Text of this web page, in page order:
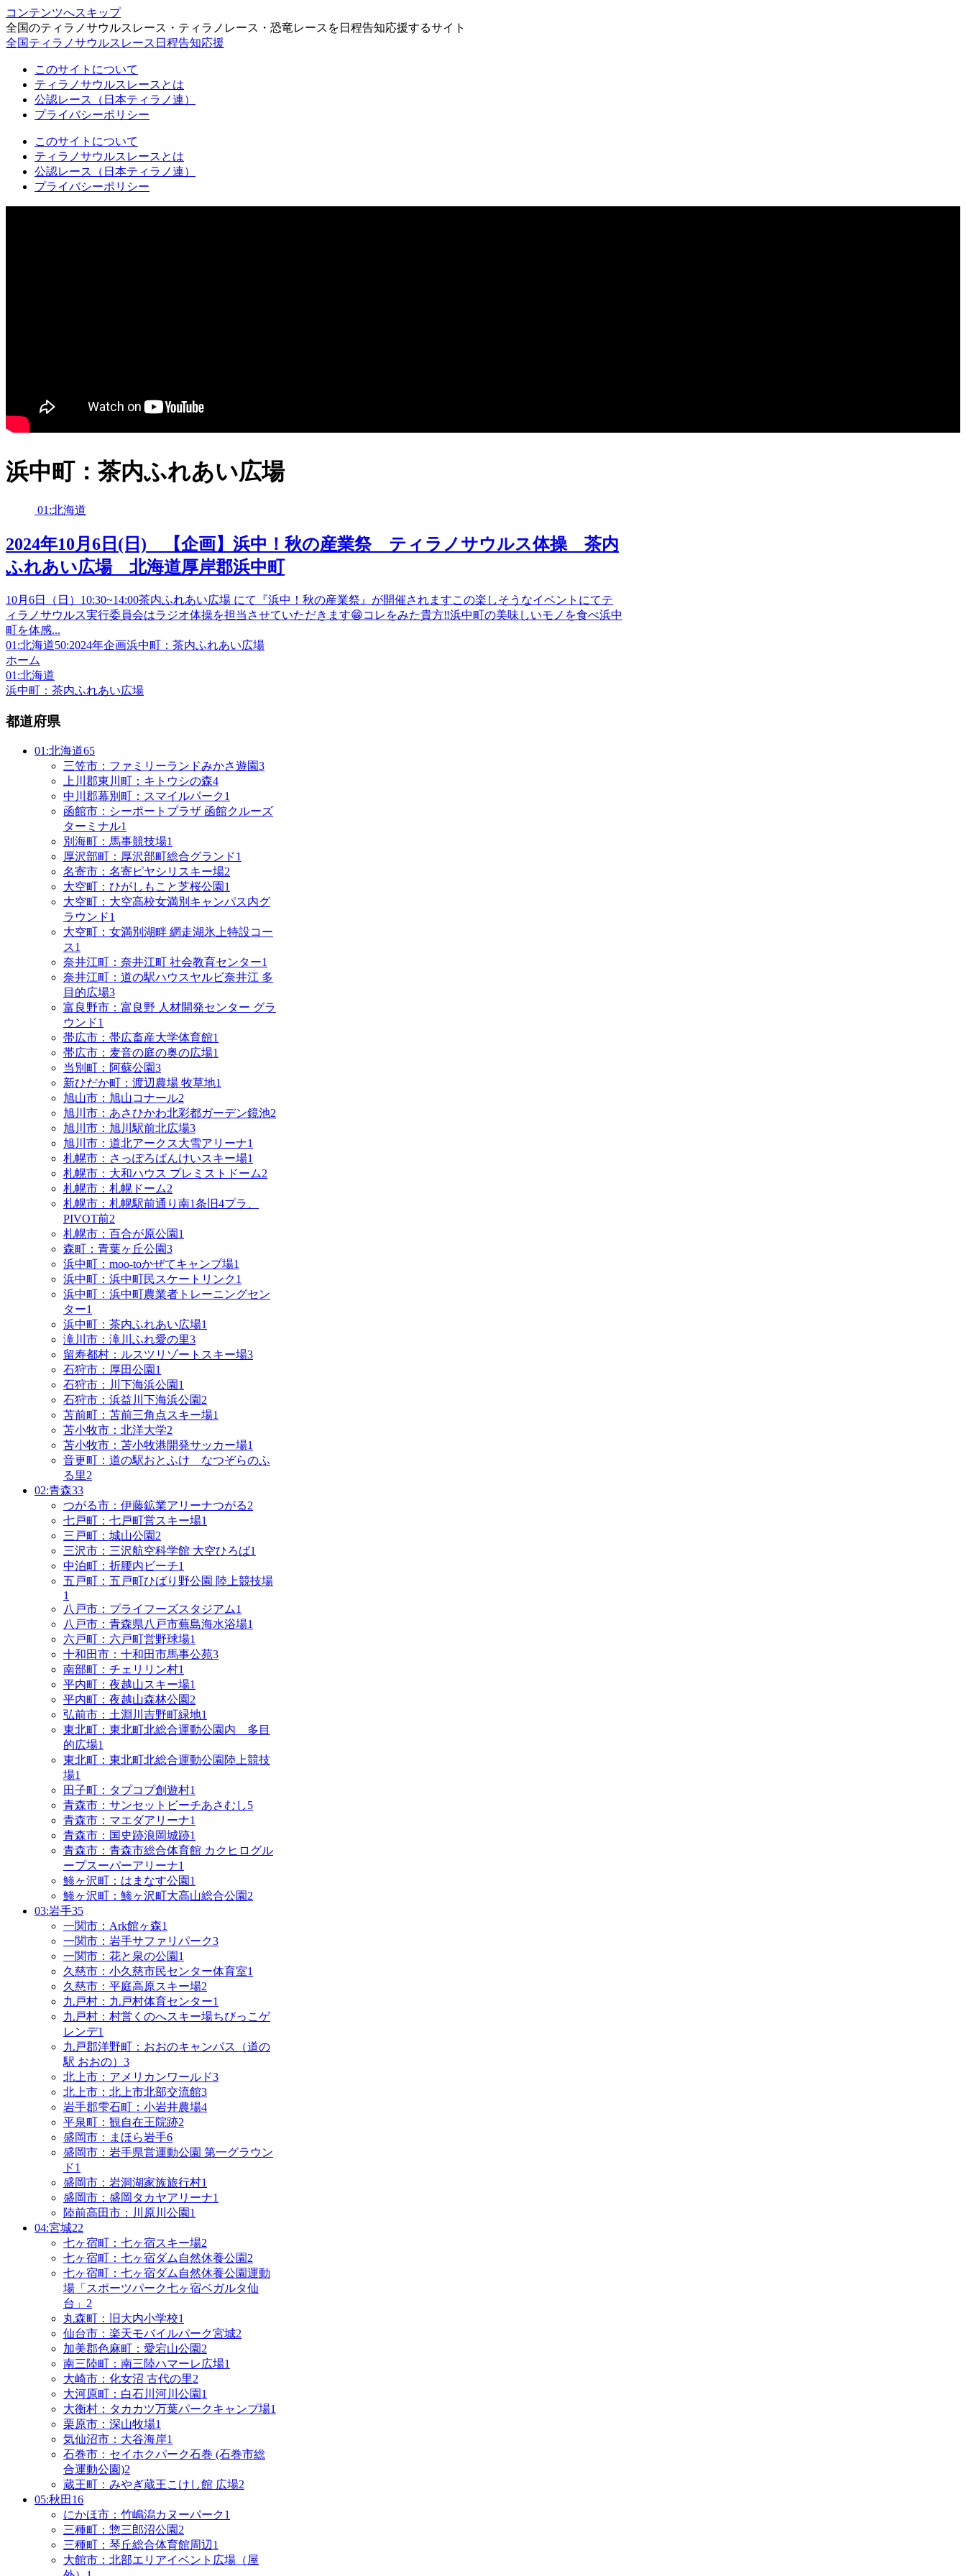
コンテンツへスキップ
全国のティラノサウルスレース・ティラノレース・恐竜レースを日程告知応援するサイト
全国ティラノサウルスレース日程告知応援
このサイトについて
ティラノサウルスレースとは
公認レース（日本ティラノ連）
プライバシーポリシー
このサイトについて
ティラノサウルスレースとは
公認レース（日本ティラノ連）
プライバシーポリシー
浜中町：茶内ふれあい広場
01:北海道
2024年10月6日(日) 【企画】浜中！秋の産業祭 ティラノサウルス体操 茶内
ふれあい広場 北海道厚岸郡浜中町
10月6日（日）10:30~14:00茶内ふれあい広場 にて『浜中！秋の産業祭』が開催されますこの楽しそうなイベントにてテ
ィラノサウルス実行委員会はラジオ体操を担当させていただきます😁コレをみた貴方‼️浜中町の美味しいモノを食べ浜中
町を体感...
01:北海道50:2024年企画浜中町：茶内ふれあい広場
ホーム
01:北海道
浜中町：茶内ふれあい広場
都道府県
01:北海道65
三笠市：ファミリーランドみかさ遊園3
上川郡東川町：キトウシの森4
中川郡幕別町：スマイルパーク1
函館市：シーポートプラザ 函館クルーズ
ターミナル1
別海町：馬事競技場1
厚沢部町：厚沢部町総合グランド1
名寄市：名寄ピヤシリスキー場2
大空町：ひがしもこと芝桜公園 1
大空町：大空高校女満別キャンパス内グ
ラウンド1
大空町：女満別湖畔 網走湖氷上特設コー
ス1
奈井江町：奈井江町 社会教育センター1
奈井江町：道の駅ハウスヤルビ奈井江 多
目的広場3
富良野市：富良野 人材開発センター グラ
ウンド1
帯広市：帯広畜産大学体育館1
帯広市：麦音の庭の奥の広場1
当別町：阿蘇公園3
新ひだか町：渡辺農場 牧草地1
旭山市：旭山コナール2
旭川市：あさひかわ北彩都ガーデン鏡池2
旭川市：旭川駅前北広場3
旭川市：道北アークス大雪アリーナ1
札幌市：さっぽろばんけいスキー場1
札幌市：大和ハウス プレミストドーム2
札幌市：札幌ドーム2
札幌市：札幌駅前通り南1条旧4プラ、
PIVOT前2
札幌市：百合が原公園 1
森町：青葉ヶ丘公園3
浜中町：moo-toかぜてキャンプ場1
浜中町：浜中町民スケートリンク1
浜中町：浜中町農業者トレーニングセン
ター1
浜中町：茶内ふれあい広場1
滝川市：滝川ふれ愛の里3
留寿都村：ルスツリゾートスキー場3
石狩市：厚田公園 1
石狩市：川下海浜公園 1
石狩市：浜益川下海浜公園2
苫前町：苫前三角点スキー場1
苫小牧市：北洋大学2
苫小牧市：苫小牧港開発サッカー場1
音更町：道の駅おとふけ なつぞらのふ
る里2
02:青森33
つがる市：伊藤鉱業アリーナつがる2
七戸町：七戸町営スキー場1
三戸町：城山公園2
三沢市：三沢航空科学館 大空ひろば1
中泊町：折腰内ビーチ1
五戸町：五戸町ひばり野公園 陸上競技場
1
八戸市：プライフーズスタジアム1
八戸市：青森県八戸市蕪島海水浴場1
六戸町：六戸町営野球場1
十和田市：十和田市馬事公苑3
南部町：チェリリン村1
平内町：夜越山スキー場1
平内町：夜越山森林公園2
弘前市：土淵川吉野町緑地1
東北町：東北町北総合運動公園内 多目
的広場1
東北町：東北町北総合運動公園陸上競技
場1
田子町：タプコプ創遊村1
青森市：サンセットビーチあさむし5
青森市：マエダアリーナ1
青森市：国史跡浪岡城跡1
青森市：青森市総合体育館 カクヒログル
ープスーパーアリーナ1
鯵ヶ沢町：はまなす公園 1
鯵ヶ沢町：鯵ヶ沢町大高山総合公園2
03:岩手35
一関市：Ark館ヶ森1
一関市：岩手サファリパーク3
一関市：花と泉の公園 1
久慈市：小久慈市民センター体育室1
久慈市：平庭高原スキー場2
九戸村：九戸村体育センター1
九戸村：村営くのへスキー場ちびっこゲ
レンデ1
九戸郡洋野町：おおのキャンパス（道の
駅 おおの） 3
北上市：アメリカンワールド3
北上市：北上市北部交流館3
岩手郡雫石町：小岩井農場4
平泉町：観自在王院跡2
盛岡市：まほら岩手6
盛岡市：岩手県営運動公園 第一グラウン
ド1
盛岡市：岩洞湖家族旅行村1
盛岡市：盛岡タカヤアリーナ1
陸前高田市：川原川公園 1
04:宮城22
七ヶ宿町：七ヶ宿スキー場2
七ヶ宿町：七ヶ宿ダム自然休養公園2
七ヶ宿町：七ヶ宿ダム自然休養公園運動
場「スポーツパーク七ヶ宿ベガルタ仙
台」 2
丸森町：旧大内小学校1
仙台市：楽天モバイルパーク宮城2
加美郡色麻町：愛宕山公園2
南三陸町：南三陸ハマーレ広場1
大崎市：化女沼 古代の里2
大河原町：白石川河川公園 1
大衡村：タカカツ万葉パークキャンプ場1
栗原市：深山牧場1
気仙沼市：大谷海岸1
石巻市：セイホクパーク石巻 (石巻市総
合運動公園)2
蔵王町：みやぎ蔵王こけし館 広場2
05:秋田 16
にかほ市：竹嶋潟カヌーパーク1
三種町：惣三郎沼公園2
三種町：琴丘総合体育館周辺1
大館市：北部エリアイベント広場（屋